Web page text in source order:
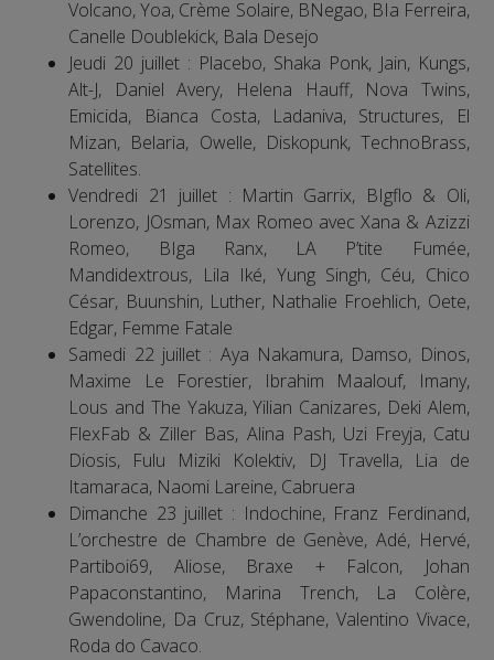
Volcano, Yoa, Crème Solaire, BNegao, BIa Ferreira,
Canelle Doublekick, Bala Desejo
Jeudi 20 juillet : Placebo, Shaka Ponk, Jain, Kungs,
Alt-J, Daniel Avery, Helena Hauff, Nova Twins,
Emicida, Bianca Costa, Ladaniva, Structures, El
Mizan, Belaria, Owelle, Diskopunk, TechnoBrass,
Satellites.
Vendredi 21 juillet : Martin Garrix, BIgflo & Oli,
Lorenzo, JOsman, Max Romeo avec Xana & Azizzi
Romeo, BIga Ranx, LA P’tite Fumée,
Mandidextrous, Lila Iké, Yung Singh, Céu, Chico
César, Buunshin, Luther, Nathalie Froehlich, Oete,
Edgar, Femme Fatale
Samedi 22 juillet : Aya Nakamura, Damso, Dinos,
Maxime Le Forestier, Ibrahim Maalouf, Imany,
Lous and The Yakuza, Yilian Canizares, Deki Alem,
FlexFab & Ziller Bas, Alina Pash, Uzi Freyja, Catu
Diosis, Fulu Miziki Kolektiv, DJ Travella, Lia de
Itamaraca, Naomi Lareine, Cabruera
Dimanche 23 juillet : Indochine, Franz Ferdinand,
L’orchestre de Chambre de Genève, Adé, Hervé,
Partiboi69, Aliose, Braxe + Falcon, Johan
Papaconstantino, Marina Trench, La Colère,
Gwendoline, Da Cruz, Stéphane, Valentino Vivace,
Roda do Cavaco.